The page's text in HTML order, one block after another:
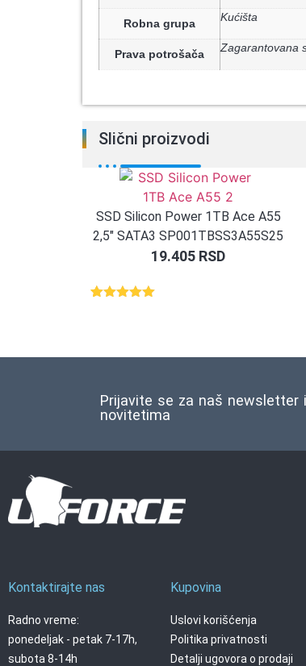
Robna grupa Kućišta
Prava potrošača Zagarantovana
Slični proizvodi
SSD Silicon Power 1TB Ace A55
2,5″ SATA3 SP001TBSS3A55S25
19.405 RSD
kupca
Prijavite se za naš newsletter
novitetima
Kontaktirajte nas
Radno vreme:
ponedeljak - petak 7-17h,
subota 8-14h
Kupovina
Uslovi korišćenja
Politika privatnosti
Detalji ugovora o prodaji